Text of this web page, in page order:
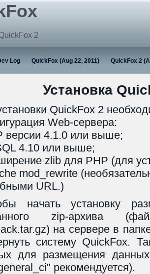
2
Log QuickFox (Aug 22, 2011) QuickFox 2
Установка
QuickFox 2
Web-сервера:
версии 4.1.0 или выше;
4.10 или выше;
zlib для PHP (для
mod_rewrite
URL.)
начать установку
zip-архива
на сервере в
систему QuickFox.
для размещения
рекомендуется).